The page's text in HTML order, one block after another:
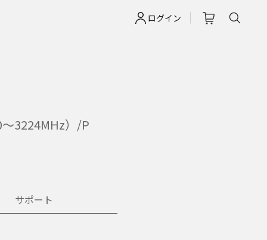
ログイン
3224MHz）/P
サポート